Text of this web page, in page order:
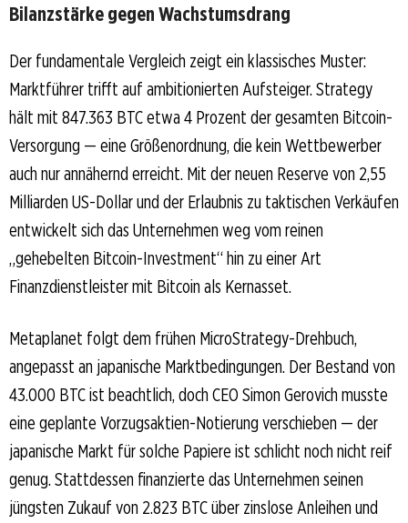
Bilanzstärke gegen Wachstumsdrang
Der fundamentale Vergleich zeigt ein klassisches Muster:
Marktführer trifft auf ambitionierten Aufsteiger. Strategy
hält mit 847.363 BTC etwa 4 Prozent der gesamten Bitcoin-
Versorgung — eine Größenordnung, die kein Wettbewerber
auch nur annähernd erreicht. Mit der neuen Reserve von 2,55
Milliarden US-Dollar und der Erlaubnis zu taktischen Verkäufen
entwickelt sich das Unternehmen weg vom reinen
„gehebelten Bitcoin-Investment“ hin zu einer Art
Finanzdienstleister mit Bitcoin als Kernasset.
Metaplanet folgt dem frühen MicroStrategy-Drehbuch,
angepasst an japanische Marktbedingungen. Der Bestand von
43.000 BTC ist beachtlich, doch CEO Simon Gerovich musste
eine geplante Vorzugsaktien-Notierung verschieben — der
japanische Markt für solche Papiere ist schlicht noch nicht reif
genug. Stattdessen finanzierte das Unternehmen seinen
jüngsten Zukauf von 2.823 BTC über zinslose Anleihen und